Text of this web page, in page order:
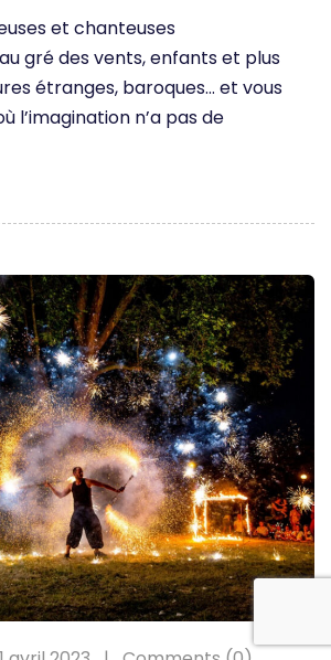
et chanteuses
gré des vents, enfants et plus
étranges, baroques… et vous
l’imagination n’a pas de